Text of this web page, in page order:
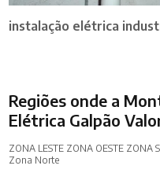
instalação elétrica
Regiões onde a
Elétrica Galpão
ZONA LESTE ZONA OESTE ZONA
Zona Norte